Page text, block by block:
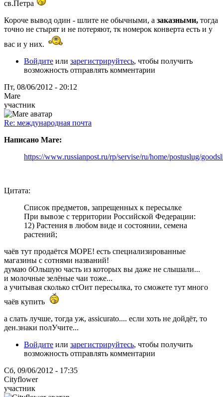
св.Петра
Короче вывод один - шлите не обычными, а заказными, тогда
точно не стырят и не потеряют, тк номерок конверта есть и у
вас и у них.
Войдите или зарегистрируйтесь, чтобы получить
возможность отправлять комментарии
Пт, 08/06/2012 - 20:12
Mare
участник
Re: международная почта
Написано Mare:
https://www.russianpost.ru/rp/servise/ru/home/postuslug/
Цитата:
Список предметов, запрещенных к пересылке
При вывозе с территории Российской Федерации:
12) Растения в любом виде и состоянии, семена
растений;
чаёв тут продаётся МОРЕ! есть специализированные
магазины с сотнями названий!
думаю бОльшую часть из которых вы даже не слышали...
и молочные зелёные чаи тоже...
а учитывая сколько стОит пересылка, то сможете тут много
чаёв купить
а слать лучше, тогда уж, assicurato.... если хоть не дойдёт, то
ден.знаки полУчите...
Войдите или зарегистрируйтесь, чтобы получить
возможность отправлять комментарии
Сб, 09/06/2012 - 17:35
Cityflower
участник